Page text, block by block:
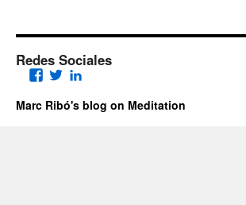
Redes Sociales
Facebook
Twitter
Marc Ribó's blog on Meditation